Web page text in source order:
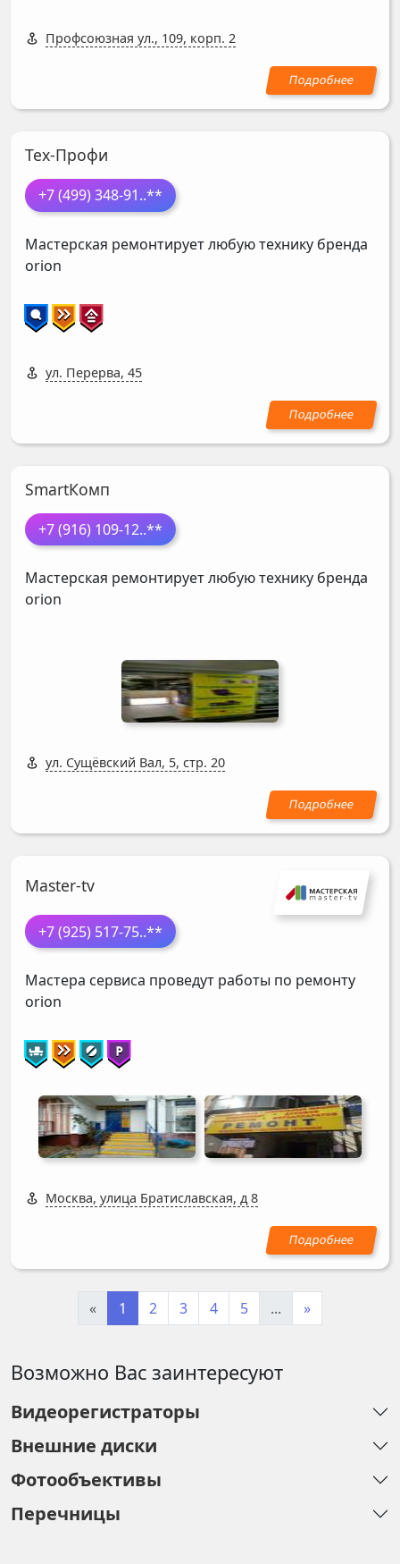
Профсоюзная ул., 109, корп. 2
Тех-Профи
+7 (499) 348-91..**
Мастерская ремонтирует любую технику бренда
orion
ул. Перерва, 45
SmartКомп
+7 (916) 109-12..**
Мастерская ремонтирует любую технику бренда
orion
ул. Сущёвский Вал, 5, стр. 20
Master-tv
+7 (925) 517-75..**
Мастера сервиса проведут работы по ремонту
orion
Москва, улица Братиславская, д 8
« 1 2 3 4 5 ... »
Возможно Вас заинтересуют
Видеорегистраторы
Внешние диски
Фотообъективы
Перечницы